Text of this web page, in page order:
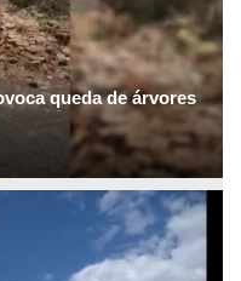
queda de árvores